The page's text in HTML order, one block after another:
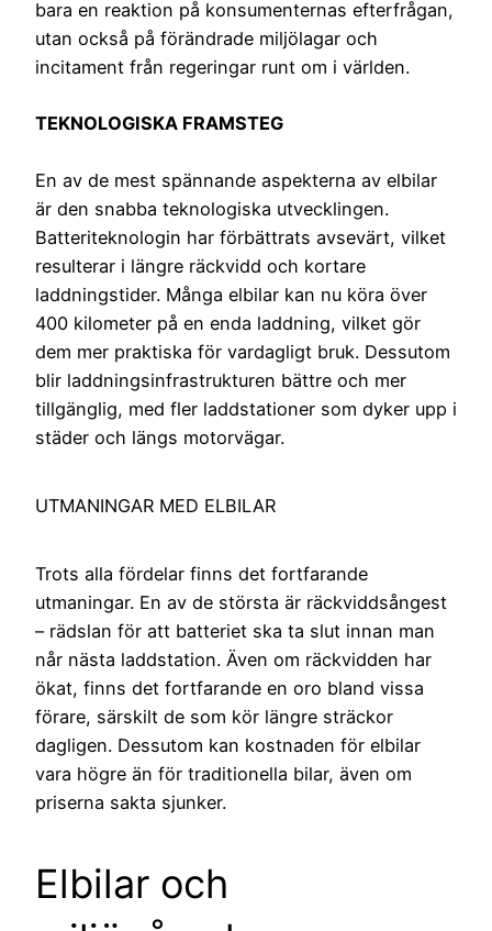
bara en reaktion på konsumenternas efterfrågan,
utan också på förändrade miljölagar och
incitament från regeringar runt om i världen.
TEKNOLOGISKA FRAMSTEG
En av de mest spännande aspekterna av elbilar
är den snabba teknologiska utvecklingen.
Batteriteknologin har förbättrats avsevärt, vilket
resulterar i längre räckvidd och kortare
laddningstider. Många elbilar kan nu köra över
400 kilometer på en enda laddning, vilket gör
dem mer praktiska för vardagligt bruk. Dessutom
blir laddningsinfrastrukturen bättre och mer
tillgänglig, med fler laddstationer som dyker upp i
städer och längs motorvägar.
UTMANINGAR MED ELBILAR
Trots alla fördelar finns det fortfarande
utmaningar. En av de största är räckviddsångest
– rädslan för att batteriet ska ta slut innan man
når nästa laddstation. Även om räckvidden har
ökat, finns det fortfarande en oro bland vissa
förare, särskilt de som kör längre sträckor
dagligen. Dessutom kan kostnaden för elbilar
vara högre än för traditionella bilar, även om
priserna sakta sjunker.
Elbilar och